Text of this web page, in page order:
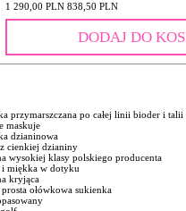
1 290,00 PLN 838,50 PLN
DODAJ DO
przymarszczana po całej linii bioder i talii
maskuje
dzianinowa
cienkiej dzianiny
wysokiej klasy polskiego producenta
i miękka w dotyku
kryjąca
ołówkowa sukienka